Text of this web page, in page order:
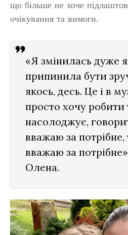
що більше не хоче
очікування та вимоги.
«Я змінилась дуже
припинила бути
якось, десь. Це і в
просто хочу
насолоджує,
вважаю за потрібне,
вважаю за
Олена.